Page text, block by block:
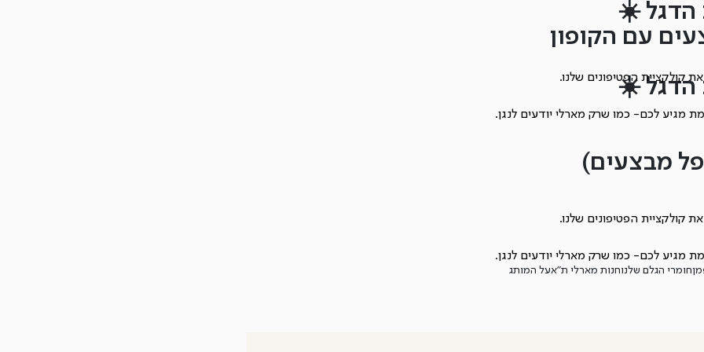
הדגל ☀️
הדגל ☀️
חומרי הגלם שלנוחנות מארלי ת”אעל המותג
קולקציית הפטיפונים שלנו.
מגיע לכם- כמו שרק מארלי יודעים לנגן.
קולקציית הפטיפונים שלנו.
מגיע לכם- כמו שרק מארלי יודעים לנגן.